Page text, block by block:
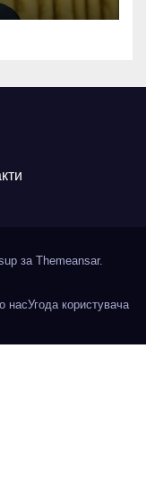
заThemeansar.
насУгода користувача